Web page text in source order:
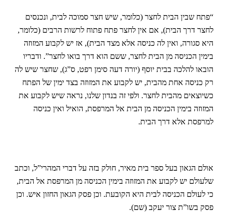
“פתח שבין הבית לחצר (כלומר, שיש חצר סמוכה לבית, ונכנסים
לחצר דרך הבית), אם אין לחצר פתח פתוח לרשות הרבים (כלומר,
היא סגורה, ואין לה כניסה אלא מצד הבית), אז יש לקבוע המזוזה
בימין הכניסה מן הבית לחצר, ששם הוא דרך בואו לחצר”. ודבריו
הובאו להלכה בבית יוסף (יורה דעה סימן רפט, ס”ג), שחצר שיש לה
רק כניסה אחת מהבית, יש לקבוע את המזוזה בצד ימין של הפתח
כשיוצאים מהבית לחצר. ולפי זה בנדון שלנו, נראה שיש לקבוע את
המזוזה בימין הכניסה מן הבית אל המרפסת, הואיל ואין כניסה
למרפסת אלא דרך הבית.
אולם הגאון בעל ספר בית מאיר, חולק בזה על דברי המהרי”ל, וכתב
שלעולם יש לקבוע את המזוזה בימין הכניסה מן המרפסת אל הבית,
כי לעולם הכניסה לבית היא הקובעת. וכן פסק הגאון החזון איש. וכן
פסק בשו”ת צור יעקב (שם).